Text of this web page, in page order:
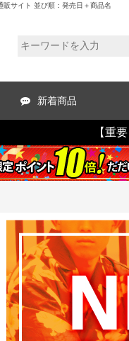
サイト 並び順：発売日＋商品名
新着商品
【重